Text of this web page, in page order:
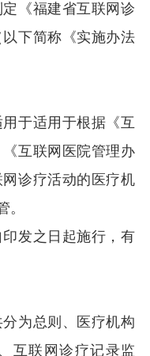
《福建省互联网诊
下简称《实施办法
于适用于根据《互
互联网医院管理办
诊疗活动的医疗机
。
发之日起施行，有
为总则、医疗机构
互联网诊疗记录监